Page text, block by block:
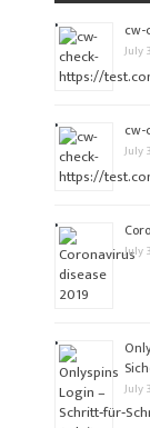
July
July
July
July